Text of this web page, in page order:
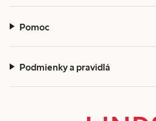
Pomoc
Podmienky a pravidlá